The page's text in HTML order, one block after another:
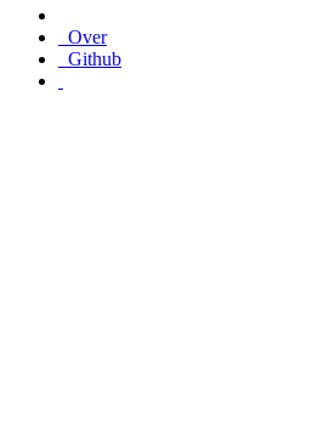
Over
Github